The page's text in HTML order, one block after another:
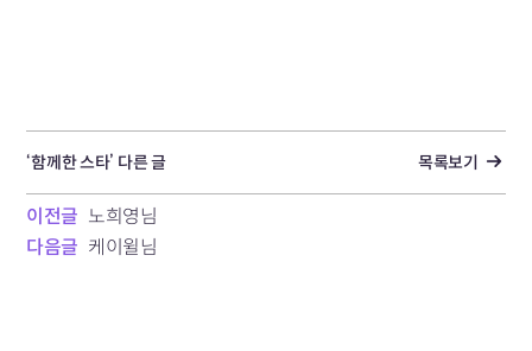
‘함께한 스타’ 다른 글 목록보기
이전글 노희영님
다음글 케이윌님